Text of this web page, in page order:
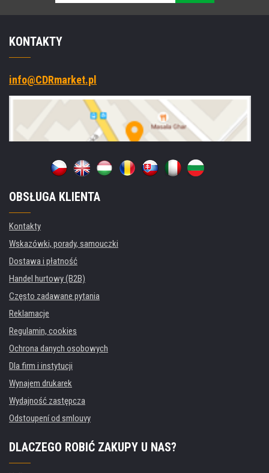
KONTAKTY
info@CDRmarket.pl
OBSŁUGA KLIENTA
Kontakty
Wskazówki, porady, samouczki
Dostawa i płatność
Handel hurtowy (B2B)
Często zadawane pytania
Reklamacje
Regulamin, cookies
Ochrona danych osobowych
Dla firm i instytucji
Wynajem drukarek
Wydajność zastępcza
Odstoupení od smlouvy
DLACZEGO ROBIĆ ZAKUPY U NAS?